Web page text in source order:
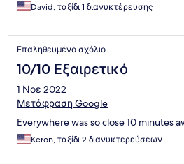
David, ταξίδι 1 διανυκτέρευσης
Επαληθευμένο σχόλιο
10/10 Εξαιρετικό
1 Νοε 2022
Μετάφραση Google
Everywhere was so close 10 minutes
Keron, ταξίδι 2 διανυκτερεύσεων